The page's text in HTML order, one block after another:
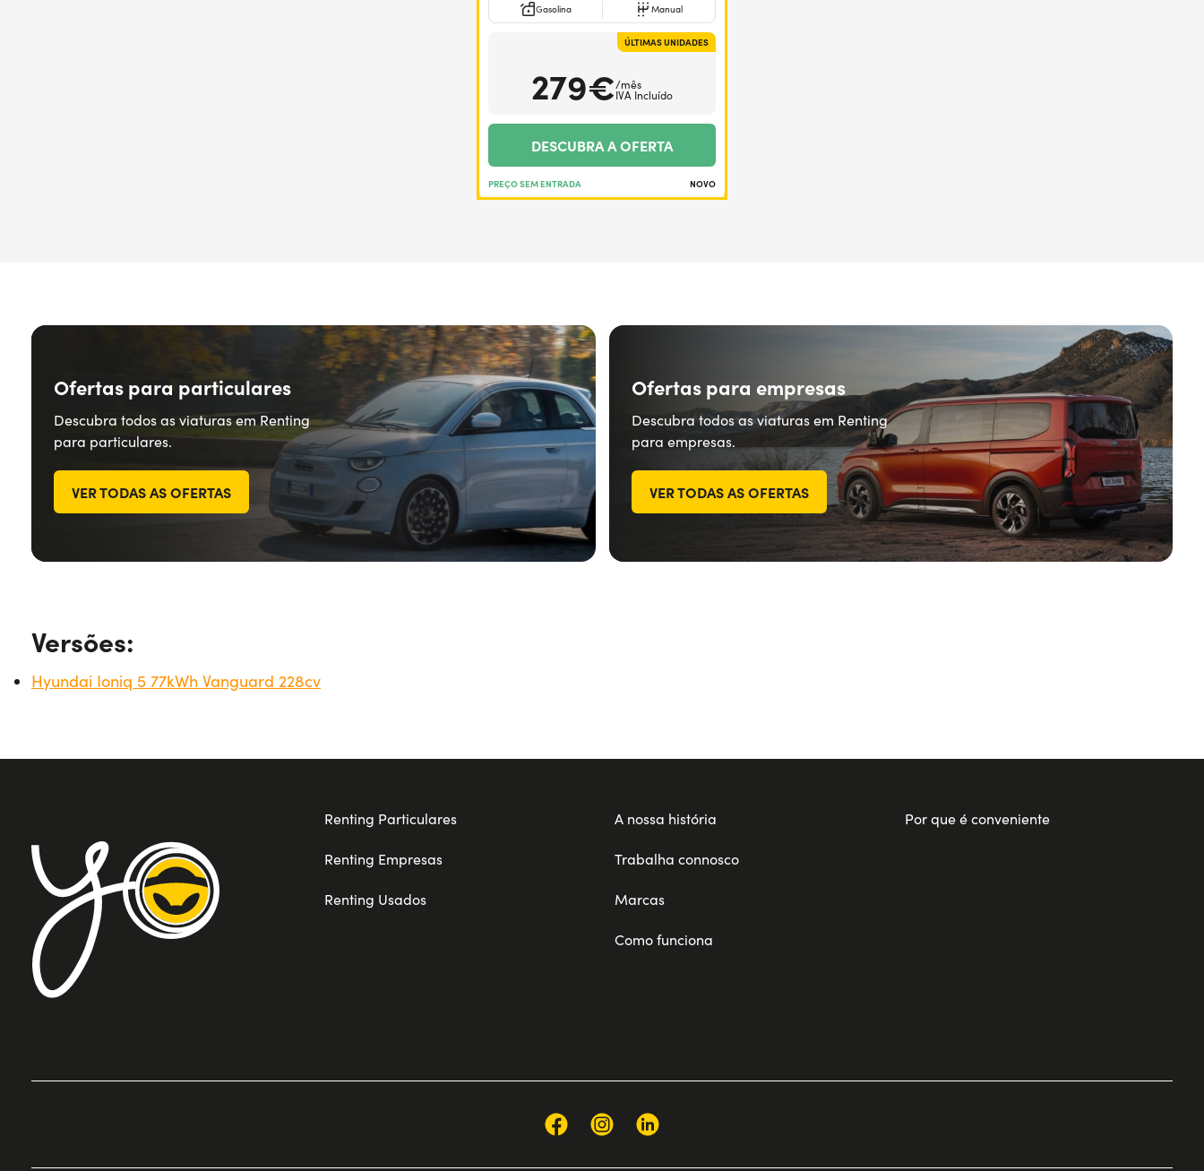
Gasolina Manual
ÚLTIMAS UNIDADES
279€/mês
IVA Incluído
DESCUBRA A OFERTA
PREÇO SEM ENTRADA NOVO
Ofertas para particulares
Descubra todos as viaturas em Renting
para particulares.
VER TODAS AS OFERTAS
Ofertas para empresas
Descubra todos as viaturas em Renting
para empresas.
VER TODAS AS OFERTAS
Versões:
Hyundai Ioniq 5 77kWh Vanguard 228cv
Renting Particulares
Renting Empresas
Renting Usados
A nossa história
Trabalha connosco
Marcas
Como funciona
Por que é conveniente